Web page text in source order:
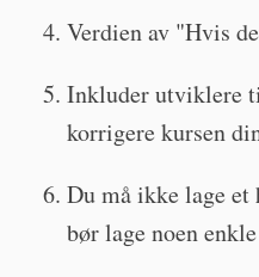
Verdien av "Hvis
Inkluder utviklere
korrigere kursen
Du må ikke lage et
bør lage noen